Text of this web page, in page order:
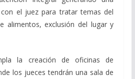
el juez para tratar temas del
alimentos, exclusión del lugar y
la creación de oficinas de
los jueces tendrán una sala de